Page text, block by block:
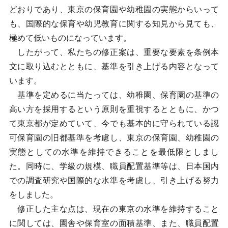
どおりであり、東京の保育園や幼稚園の実態からいって
も、国際的な保育や幼児教育に関する知見から見ても、
極めて低いものになっています。
したがって、私たちの修正案は、重要な要素を条例本
文に取り込むとともに、基準を引き上げる内容となって
います。
基準を定めるに当たっては、幼稚園、保育園の基準の
高い方を採用するという原則を重視するとともに、かつ
て東京都が定めていて、今でも基本的に守られている認
可保育園の旧都基準を考慮し、東京の保育園、幼稚園の
実態としての水準を維持できることを最低限としまし
た。同時に、学級の規模、職員配置基準等は、日本国内
での調査研究や国際的な水準を考慮し、引き上げる努力
をしました。
修正した主な点は、現在の東京の水準を維持すること
に関しては、園舎や保育室の面積基準、また、職員配置